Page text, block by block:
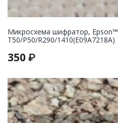
Микросхема шифратор, Epson™
T50/P50/R290/1410(E09A7218A)
350 ₽